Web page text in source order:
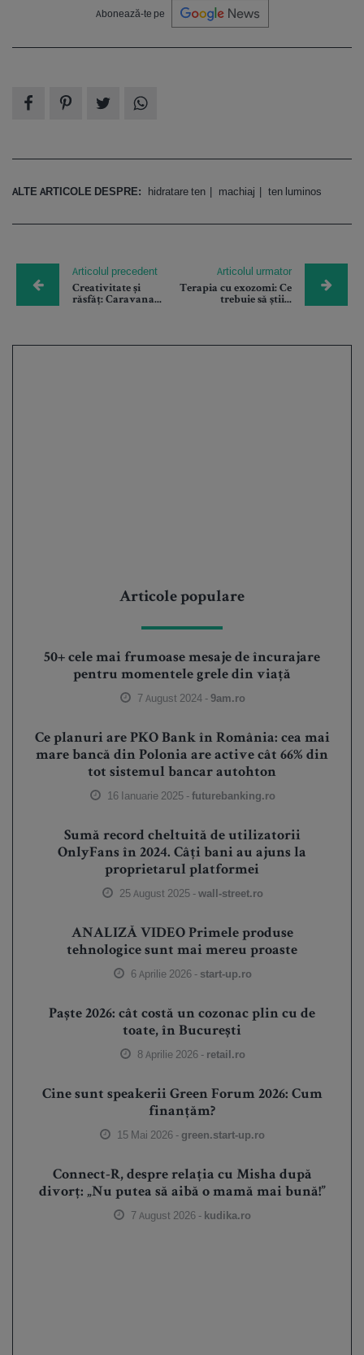
Abonează-te pe
ALTE ARTICOLE DESPRE: hidratare ten machiaj ten luminos
Articolul precedent
Creativitate și
răsfăț: Caravana...
Articolul urmator
Terapia cu exozomi: Ce
trebuie să știi...
Articole populare
50+ cele mai frumoase mesaje de încurajare
pentru momentele grele din viață
7 August 2024 -9am.ro
Ce planuri are PKO Bank în România: cea mai
mare bancă din Polonia are active cât 66% din
tot sistemul bancar autohton
16 Ianuarie 2025 -futurebanking.ro
Sumă record cheltuită de utilizatorii
OnlyFans în 2024. Câți bani au ajuns la
proprietarul platformei
25 August 2025 -wall-street.ro
ANALIZĂ VIDEO Primele produse
tehnologice sunt mai mereu proaste
6 Aprilie 2026 - start-up.ro
Paște 2026: cât costă un cozonac plin cu de
toate, în București
8 Aprilie 2026 - retail.ro
Cine sunt speakerii Green Forum 2026: Cum
finanțăm?
15 Mai 2026 - green.start-up.ro
Connect-R, despre relația cu Misha după
divorț: „Nu putea să aibă o mamă mai bună!”
7 August 2026 - kudika.ro